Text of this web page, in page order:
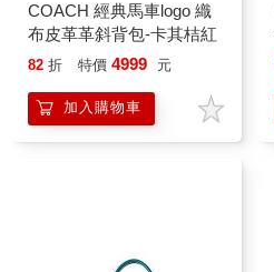
COACH 經典馬車logo 織
布皮革革斜背包-卡其桔紅
82 折 特價 4999 元
加入購物車